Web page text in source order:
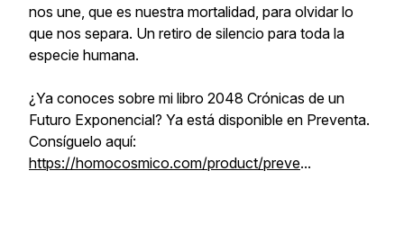
nos une, que es nuestra mortalidad, para olvidar lo
que nos separa. Un retiro de silencio para toda la
especie humana.
¿Ya conoces sobre mi libro 2048 Crónicas de un
Futuro Exponencial? Ya está disponible en Preventa.
Consíguelo aquí:
https://homocosmico.com/product/preve...